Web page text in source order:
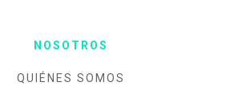
NOSOTROS
QUIÉNES SOMOS